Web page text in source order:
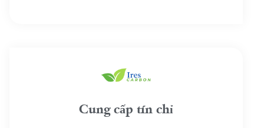
Cung cấp tín chỉ